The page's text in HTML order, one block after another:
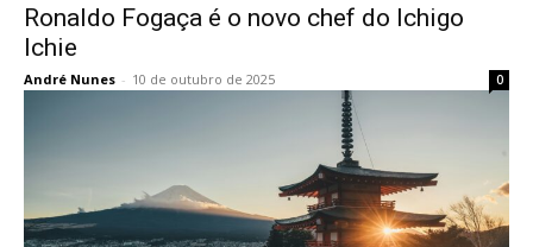
Ronaldo Fogaça é o novo chef do Ichigo
Ichie
André Nunes - 10 de outubro de 2025 0